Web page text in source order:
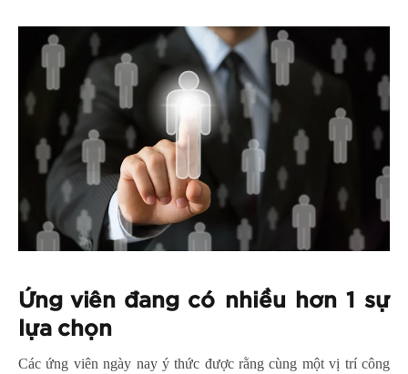
Ứng viên đang có nhiều hơn 1 sự
lựa chọn
Các ứng viên ngày nay ý thức được rằng cùng một vị trí công